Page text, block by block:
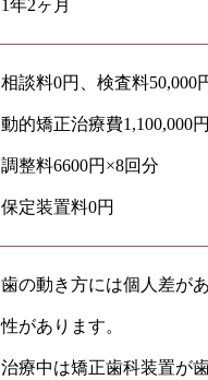
1年2ヶ月
相談料0円、検査料50,000
動的矯正治療費1,100,000円
調整料6600円×8回分
保定装置料0円
歯の動き方には個人差が
性があります。
治療中は矯正歯科装置が